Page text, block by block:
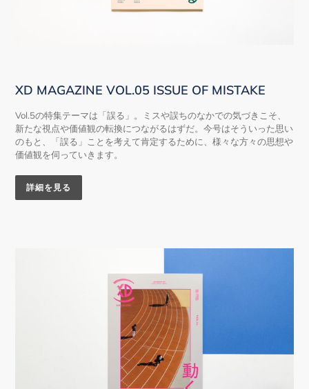
XD MAGAZINE VOL.05 ISSUE OF MISTAKE
Vol.5の特集テーマは「誤る」。ミスや誤ちのなかでの気づきこそ、
新たな視点や価値観の転換につながるはずだ。今号はそういった思い
のもと、「誤る」ことを考えて肯定するために、様々な方々の思想や
価値観を伺っていきます。
詳細を見る